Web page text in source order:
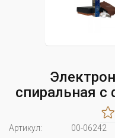
спиральная с
Артикул:
00-06242